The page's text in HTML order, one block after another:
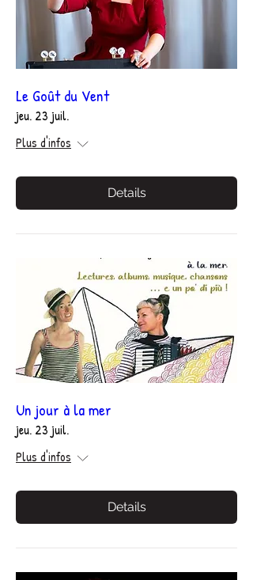
Le Goût du Vent
jeu. 23 juil.
Plus d'infos
Details
Un jour à la mer
jeu. 23 juil.
Plus d'infos
Details